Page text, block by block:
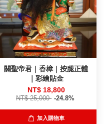
關聖帝君｜香樟｜按腿正體
｜彩繪貼金
NT$ 18,800
NT$ 25,000 -24.8%
加入購物車